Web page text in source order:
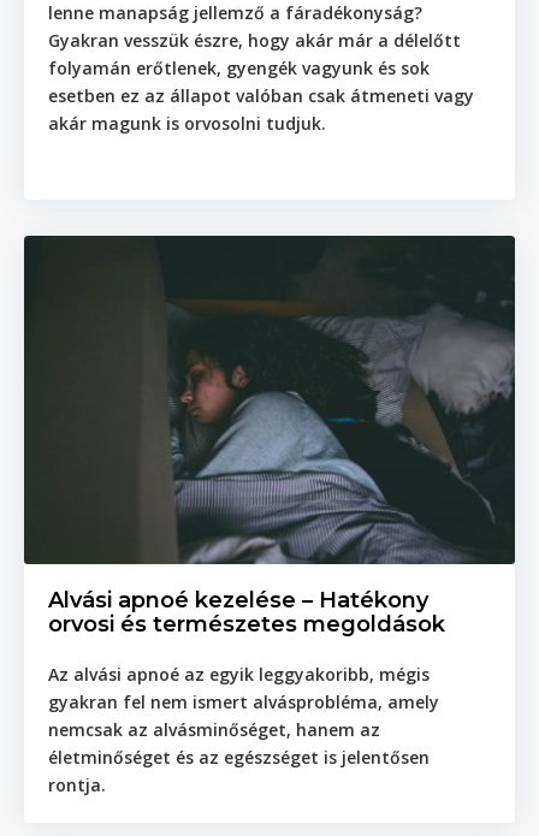
lenne manapság jellemző a fáradékonyság?
Gyakran vesszük észre, hogy akár már a délelőtt
folyamán erőtlenek, gyengék vagyunk és sok
esetben ez az állapot valóban csak átmeneti vagy
akár magunk is orvosolni tudjuk.
Alvási apnoé kezelése – Hatékony
orvosi és természetes megoldások
Az alvási apnoé az egyik leggyakoribb, mégis
gyakran fel nem ismert alvásprobléma, amely
nemcsak az alvásminőséget, hanem az
életminőséget és az egészséget is jelentősen
rontja.